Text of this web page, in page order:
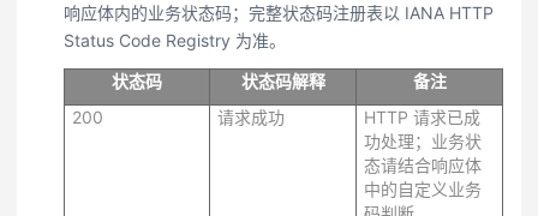
响应体内的业务状态码；完整状态码注册表以 IANA HTTP
Status Code Registry 为准。
状态码
状态码解释
备注
200
请求成功
HTTP 请求已成
功处理；业务状
态请结合响应体
中的自定义业务